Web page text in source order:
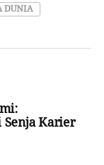
DUNIA
Senja Karier